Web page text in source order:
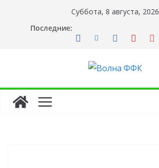
содержимому
Суббота, 8 августа, 2026
Последние: